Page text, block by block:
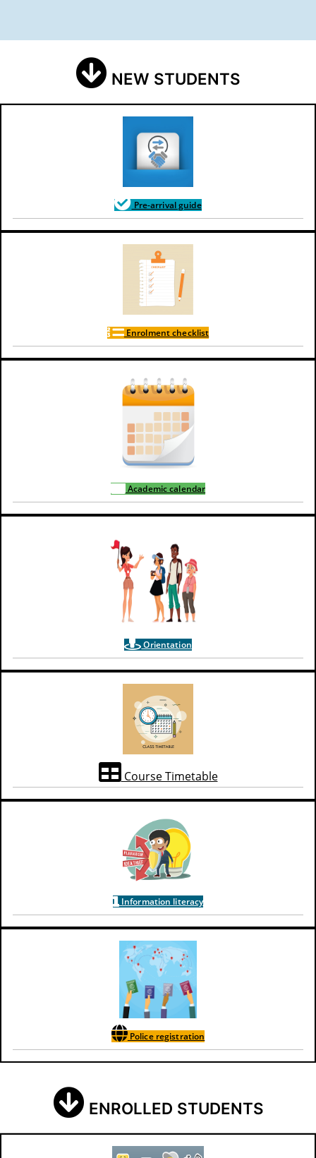
NEW STUDENTS
Pre-arrival guide
Enrolment checklist
Academic calendar
Orientation
Course Timetable
Information literacy
Police registration
ENROLLED STUDENTS